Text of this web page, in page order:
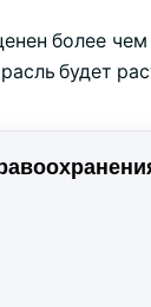
более
будет